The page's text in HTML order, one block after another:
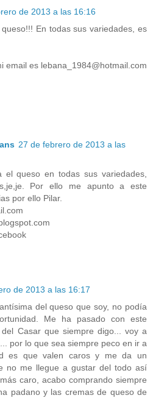
de 2013 a las 16:16
En todas sus variedades, es
email es lebana_1984@hotmail.com
27 de febrero de 2013 a las
el queso en todas sus variedades,
Por ello me apunto a este
por ello Pilar.
de 2013 a las 16:17
del queso que soy, no podía
Me ha pasado con este
Casar que siempre digo... voy a
por lo que sea siempre peco en ir a
es que valen caros y me da un
no me llegue a gustar del todo así
caro, acabo comprando siempre
padano y las cremas de queso de